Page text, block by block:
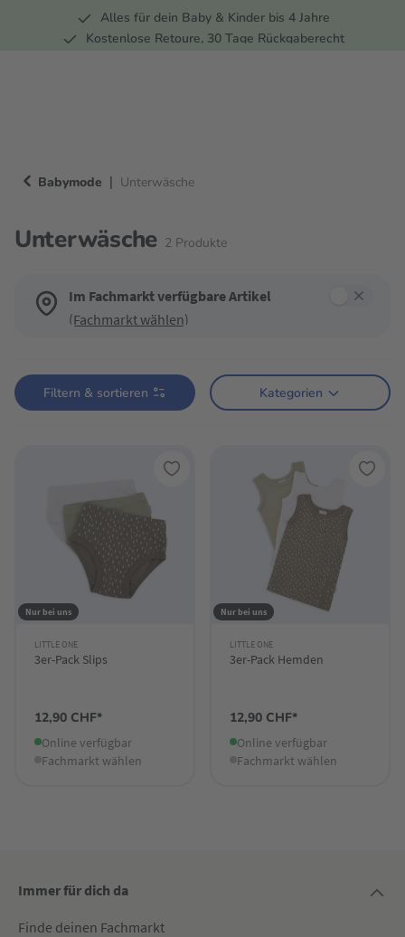
Zur Hauptnavigation springen
Alles für dein Baby & Kinder bis 4 Jahre
Kostenlose Retoure, 30 Tage Rückgaberecht
Babymode | Unterwäsche
Unterwäsche 2 Produkte
Im Fachmarkt verfügbare Artikel
(Fachmarkt wählen)
Filtern & sortieren Kategorien
Nur bei uns
LITTLE ONE
3er-Pack Slips
12,90 CHF*
Online verfügbar
Fachmarkt wählen
Nur bei uns
LITTLE ONE
3er-Pack Hemden
12,90 CHF*
Online verfügbar
Fachmarkt wählen
Immer für dich da
Finde deinen Fachmarkt